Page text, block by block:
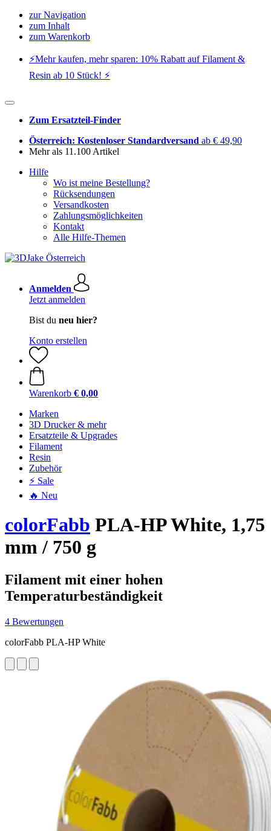
zur Navigation
zum Inhalt
zum Warenkorb
⚡️Mehr kaufen, mehr sparen: 10% Rabatt auf Filament &
Resin ab 10 Stück! ⚡️
Zum Ersatzteil-Finder
Österreich: Kostenloser Standardversand ab € 49,90
Mehr als 11.100 Artikel
Hilfe
Wo ist meine Bestellung?
Rücksendungen
Versandkosten
Zahlungsmöglichkeiten
Kontakt
Alle Hilfe-Themen
Anmelden
Jetzt anmelden
Bist du neu hier?
Konto erstellen
Warenkorb € 0,00
Marken
3D Drucker & mehr
Ersatzteile & Upgrades
Filament
Resin
Zubehör
⚡ Sale
🔥 Neu
colorFabb PLA-HP White, 1,75
mm / 750 g
Filament mit einer hohen
Temperaturbeständigkeit
4 Bewertungen
colorFabb PLA-HP White